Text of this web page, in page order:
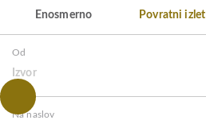
Enosmerno Povratni izlet
Od
Izvor
Na naslov